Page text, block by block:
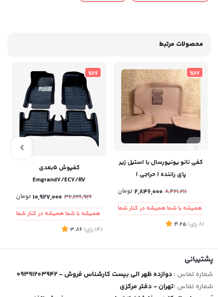
محصولات مرتبط
%66
کفی نانو یونیورسال با استیل زیر
پای راننده ( حراجی )
8,421,211
2,846,000 تومان
همیشه با شما همیشه در کنار شما
(8 رای)
4.25
%66
کفپوش ۵بعدی
Emgrand7/EC7/RV
32,226,926
10,927,000 تومان
همیشه با شما همیشه در کنار شما
(14
رای)
3.86
پشتیبانی
شماره تماس : 09391203942 - دوازده ظهر الی بیست کارشناس فروش
شماره تماس :تهران - دفتر مرکزی